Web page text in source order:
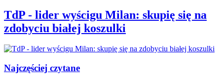
TdP - lider wyścigu Milan: skupię się na
zdobyciu białej koszulki
Najczęściej czytane